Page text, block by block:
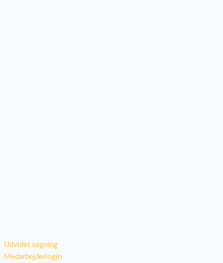
Udvidet søgning
Medarbejderlogin